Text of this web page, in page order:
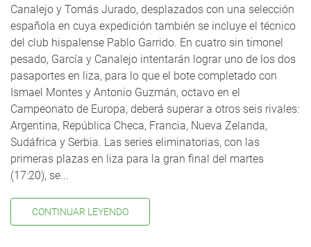
Canalejo y Tomás Jurado, desplazados con una selección
española en cuya expedición también se incluye el técnico
del club hispalense Pablo Garrido. En cuatro sin timonel
pesado, García y Canalejo intentarán lograr uno de los dos
pasaportes en liza, para lo que el bote completado con
Ismael Montes y Antonio Guzmán, octavo en el
Campeonato de Europa, deberá superar a otros seis rivales:
Argentina, República Checa, Francia, Nueva Zelanda,
Sudáfrica y Serbia. Las series eliminatorias, con las
primeras plazas en liza para la gran final del martes
(17:20), se...
CONTINUAR LEYENDO